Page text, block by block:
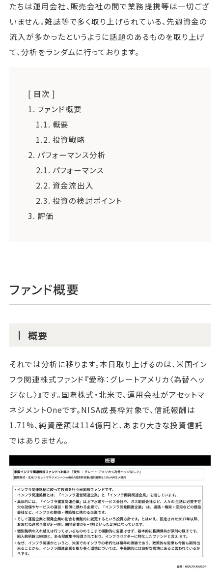
たちは運用会社、販売会社の間で業務提携等は一切ござ
いません。雑誌等で多く取り上げられている、先週資金の
流入が多かったというように話題のあるものを取り上げ
て、分析をランダムに行っております。
[ 目次 ]
1. ファンド概要
1.1. 概要
1.2. 投資戦略
2. パフォーマンス分析
2.1. パフォーマンス
2.2. 資金流出入
2.3. 投資の検討ポイント
3. 評価
ファンド概要
概要
それでは分析に移ります。本日取り上げるのは、米国イン
フラ関連株式ファンド『愛称：グレートアメリカ〈為替ヘッ
ジなし〉』です。国際株式・北米で、運用会社がアセットマ
ネジメントOneです。NISA成長枠対象で、信託報酬は
1.71%、純資産額は114億円と、あまり大きな投資信託
ではありません。